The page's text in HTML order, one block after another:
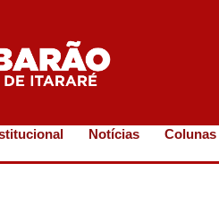
Notícias Colunas